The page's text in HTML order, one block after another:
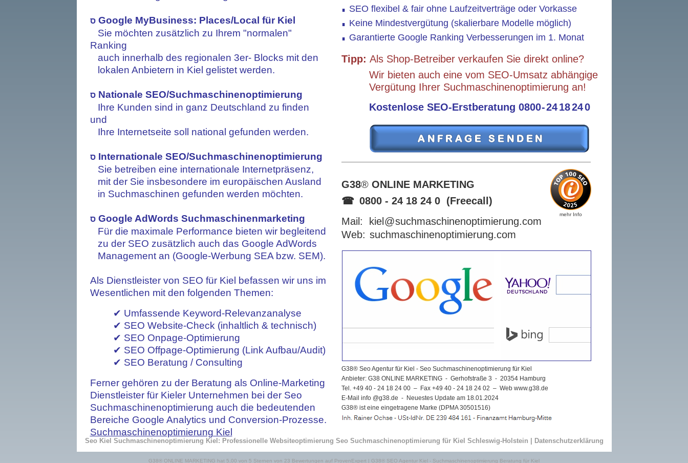
סGoogle MyBusiness: Places/Local für Kiel
Sie möchten zusätzlich zu Ihrem "normalen"
Ranking
auch innerhalb des regionalen 3er- Blocks mit den
lokalen Anbietern in Kiel gelistet werden.
סNationale SEO/Suchmaschinenoptimierung
Ihre Kunden sind in ganz Deutschland zu finden
und
Ihre Internetseite soll national gefunden werden.
סInternationale SEO/Suchmaschinenoptimierung
Sie betreiben eine internationale Internetpräsenz,
mit der Sie insbesondere im europäischen Ausland
in Suchmaschinen gefunden werden möchten.
סGoogle AdWords Suchmaschinenmarketing
Für die maximale Performance bieten wir begleitend
zu der SEO zusätzlich auch das Google AdWords
Management an (Google-Werbung SEA bzw. SEM).
Als Dienstleister von SEO für Kiel befassen wir uns im
Wesentlichen mit den folgenden Themen:
✔ Umfassende Keyword-Relevanzanalyse
✔ SEO Website-Check (inhaltlich & technisch)
✔ SEO Onpage-Optimierung
✔ SEO Offpage-Optimierung (Link Aufbau/Audit)
✔ SEO Beratung / Consulting
Ferner gehören zu der Beratung als Online-Marketing
Dienstleister für Kieler Unternehmen bei der Seo
Suchmaschinenoptimierung auch die bedeutenden
Bereiche Google Analytics und Conversion-Prozesse.
Suchmaschinenoptimierung Kiel
∎ SEO flexibel & fair ohne Laufzeitverträge oder Vorkasse
∎ Keine Mindestvergütung (skalierbare Modelle möglich)
∎ Garantierte Google Ranking Verbesserungen im 1. Monat
Tipp: Als Shop-Betreiber verkaufen Sie direkt online?
Wir bieten auch eine vom SEO-Umsatz abhängige
Vergütung Ihrer Suchmaschinenoptimierung an!
Kostenlose SEO-Erstberatung 0800-24 18240
G38®ONLINE MARKETING
☎ 0800 - 24 18 24 0 (Freecall)
mehr Info
Mail: kiel @suchmaschinenoptimierung.com
Web: suchmaschinenoptimierung.com
G38® Seo Agentur für Kiel - Seo Suchmaschinenoptimierung für Kiel
Anbieter: G38 ONLINE MARKETING - Gerhofstraße 3 - 20354 Hamburg
Tel. +49 40 - 24 18 24 00 – Fax +49 40 - 24 18 24 02 – Web www.g38.de
E-Mail info @g38.de - Neuestes Update am 18.01.2024
G38® ist eine eingetragene Marke (DPMA 30501516)
Seo Kiel Suchmaschinenoptimierung Kiel: Professionelle Websiteoptimierung Seo Suchmaschinenoptimierung für Kiel Schleswig-Holstein | Datenschutzerklärung
G38® ONLINE MARKETING hat 5,00 von 5 Sternen von 23 Bewertungen auf ProvenExpert | G38® SEO Agentur Kiel - Suchmaschinenoptimierung Beratung für Kiel